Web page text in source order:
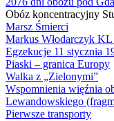
Obóz koncentracyjny
Marsz Śmierci
Markus Włodarczyk
Egzekucje 11 stycznia
Piaski – granica Europy
Walka z „Zielonymi”
Wspomnienia więźnia
Lewandowskiego
Pierwsze transporty